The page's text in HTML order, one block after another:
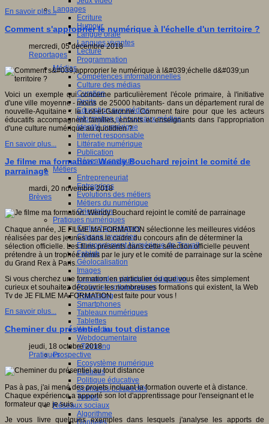
Langages
Ecriture
Humour
Langue orale
Langues vivantes
Lecture
Programmation
Médias
Compétences informationnelles
Culture des médias
Curation
Droits
Education aux médias
Information et nouveaux médias
Identité numérique
Internet responsable
Littératie numérique
Publication
Réseaux sociaux
Métiers
Entrepreneuriat
Entreprises
Evolutions des métiers
Métiers du numérique
Orientation
Pratiques numériques
Cartes heuristiques
Classes inversées
Environnement Numérique de Travail
Fablab
Géolocalisation
Images
Les mondes virtuels en éducation
Pratiques collaboratives
Podcasting
Smartphones
Tableaux numériques
Tablettes
Web radio
Webdocumentaire
eTwinning
Prospective
Ecosystème numérique
Espaces
Politique éducative
Scénarios prospectifs
Temps
Réseaux sociaux
Algorithme
Données
En savoir plus...
Comment s'approprier le numérique à l'échelle d'un territoire ?
mercredi, 05 décembre 2018
Reportages
Voici un exemple qui concerne particulièrement l'école primaire, à l'initiative
d'une ville moyenne - moins de 25000 habitants- dans un département rural de
nouvelle-Aquitaine : le Lot-et-Garonne. Comment faire pour que les acteurs
éducatifs accompagnent familles, enfants et enseignants dans l'appropriation
d'une culture numérique au quotidien ?
En savoir plus...
Je filme ma formation: Wendy Bouchard rejoint le comité de
parrainage
mardi, 20 novembre 2018
Brèves
Chaque année, JE FILME MA FORMATION sélectionne les meilleures vidéos
réalisées par des jeunes dans le cadre du concours afin de déterminer la
sélection officielle. Les films présents dans cette sélection officielle peuvent
prétendre à un trophée remis par le jury et le comité de parrainage sur la scène
du Grand Rex à Paris.
Si vous cherchez une formation en particulier ou que vous êtes simplement
curieux et souhaitez découvrir les nombreuses formations qui existent, la Web
Tv de JE FILME MA FORMATION est faite pour vous !
En savoir plus...
Cheminer du présentiel au tout distance
jeudi, 18 octobre 2018
Pratiques
Pas à pas, j'ai mené des projets incluant la formation ouverte et à distance.
Chaque expérience a apporté son lot d'apprentissage pour l'enseignant et le
formateur que je suis.
Je vous livre quelques exemples dans lesquels j'analyse les apports de